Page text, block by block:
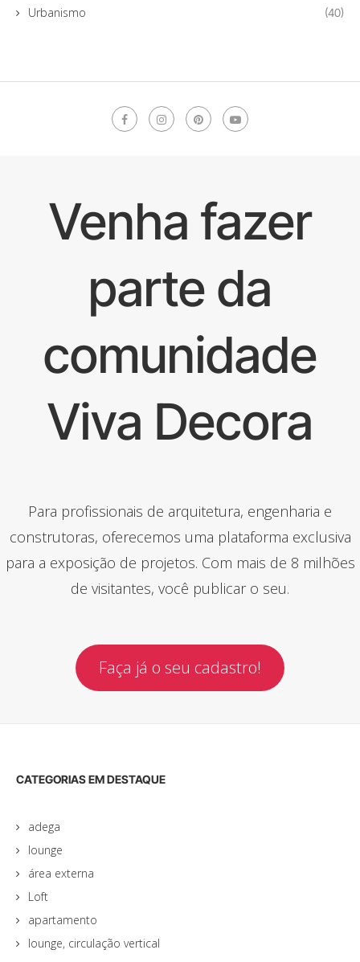
Urbanismo (40)
Venha fazer
parte da
comunidade
Viva Decora
Para profissionais de arquitetura, engenharia e
construtoras, oferecemos uma plataforma exclusiva
para a exposição de projetos. Com mais de 8 milhões
de visitantes, você publicar o seu.
Faça já o seu cadastro!
CATEGORIAS EM DESTAQUE
adega
lounge
área externa
Loft
apartamento
lounge, circulação vertical